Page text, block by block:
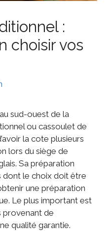
:
choisir vos
sud-ouest de la
ou cassoulet de
la cote plusieurs
lors du siège de
Sa préparation
dont le choix doit être
une préparation
Le plus important est
provenant de
qualité garantie.